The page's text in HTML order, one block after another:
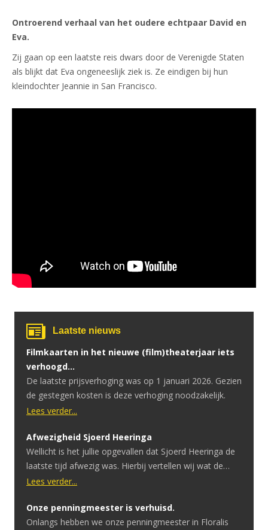
Ontroerend verhaal van het oudere echtpaar David en
Eva.
Zij gaan op een laatste reis dwars door de Verenigde Staten
als blijkt dat Eva ongeneeslijk ziek is. Ze eindigen bij hun
kleindochter Jeannie in San Francisco.
Laatste nieuws
Filmkaarten in het nieuwe (film)theaterjaar iets
verhoogd…
De laatste prijsverhoging was op 1 januari 2026. Gezien
de gestegen kosten is deze verhoging noodzakelijk.
Lees verder...
Afwezigheid Sjoerd Heeringa
Wellicht is het jullie opgevallen dat Sjoerd Heeringa de
laatste tijd afwezig was. Hierbij vertellen wij wat de
reden hiervoor is. Sjoerd heeft onlangs te horen
heeft hij hier een geslaagde operatie voor gehad.
Ondanks dat de operatie goed is verlopen is er uitval in
Lees verder...
Onze penningmeester is verhuisd.
Onlangs hebben we onze penningmeester in Floralis